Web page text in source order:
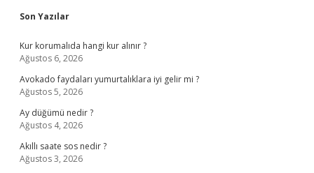
Sidebar
Son Yazılar
Kur korumalıda hangi kur alınır ?
Ağustos 6, 2026
Avokado faydaları yumurtalıklara iyi gelir mi ?
Ağustos 5, 2026
Ay düğümü nedir ?
Ağustos 4, 2026
Akıllı saate sos nedir ?
Ağustos 3, 2026